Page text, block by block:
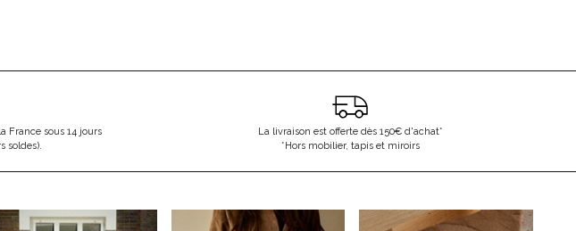
France sous 14 jours
soldes).
La livraison est offerte dès 150€ d'achat*
*Hors mobilier, tapis et miroirs